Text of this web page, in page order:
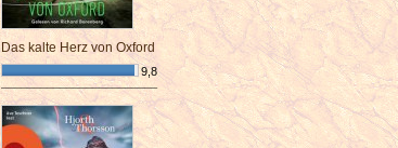
Das kalte Herz von Oxford
9,8
¯¯¯¯¯¯¯¯¯¯¯¯¯¯¯¯¯¯¯¯¯¯¯¯